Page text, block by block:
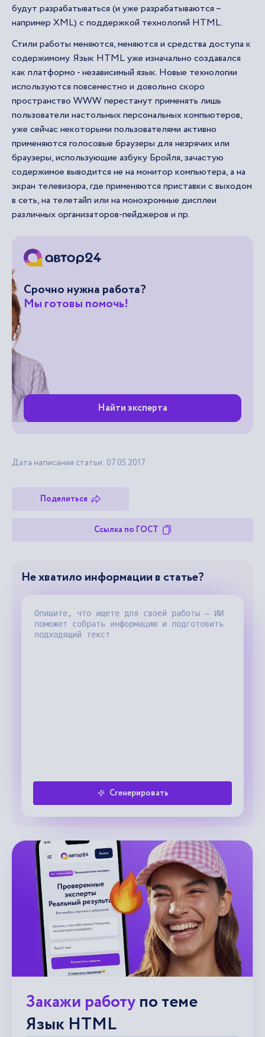
будут разрабатываться (и уже разрабатываются –
например XML) с поддержкой технологий HTML.
Стили работы меняются, меняются и средства доступа к
содержимому. Язык HTML уже изначально создавался
как платформо - независимый язык. Новые технологии
используются повсеместно и довольно скоро
пространство WWW перестанут применять лишь
пользователи настольных персональных компьютеров,
уже сейчас некоторыми пользователями активно
применяются голосовые браузеры для незрячих или
браузеры, использующие азбуку Бройля, зачастую
содержимое выводится не на монитор компьютера, а на
экран телевизора, где применяются приставки с выходом
в сеть, на телетайп или на монохромные дисплеи
различных организаторов-пейджеров и пр.
Срочно нужна работа?
Мы готовы помочь!
Найти эксперта
Дата написания статьи: 07.05.2017
Поделиться
Ссылка по ГОСТ
Не хватило информации в статье?
Сгенерировать
Закажи работупо теме
Язык HTML